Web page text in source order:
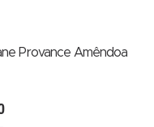
Provance Amêndoa